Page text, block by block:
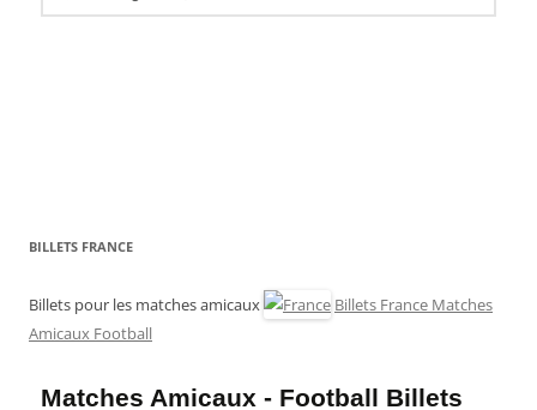
BILLETS FRANCE
Billets pour les matches amicaux
Billets France Matches
Amicaux Football